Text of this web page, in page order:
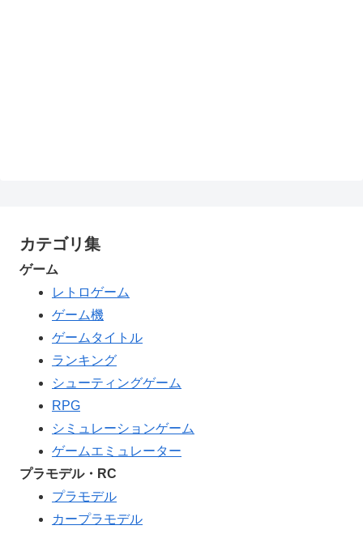
カテゴリ集
ゲーム
レトロゲーム
ゲーム機
ゲームタイトル
ランキング
シューティングゲーム
RPG
シミュレーションゲーム
ゲームエミュレーター
プラモデル・RC
プラモデル
カープラモデル